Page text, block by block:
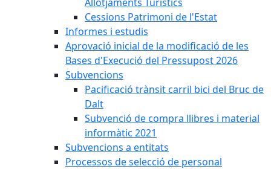
Cessions Patrimoni de l'Estat
Informes i estudis
Aprovació inicial de la modificació de les
Bases d'Execució del Pressupost 2026
Subvencions
Pacificació trànsit carril bici del Bruc de
Dalt
Subvenció de compra llibres i material
informàtic 2021
Subvencions a entitats
Processos de selecció de personal